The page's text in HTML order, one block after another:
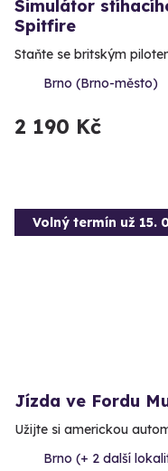
Simulátor
Spitfire
Staňte se britským
Brno (Brno-město)
2 190 Kč
Volný termín už 15.
Jízda ve Fordu
Užijte si americkou
Brno (+ 2 další